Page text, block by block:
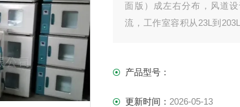
面版）成左右分布，风道
流，工作室容积从23L到
产品型号：
更新时间： 2026-05-13